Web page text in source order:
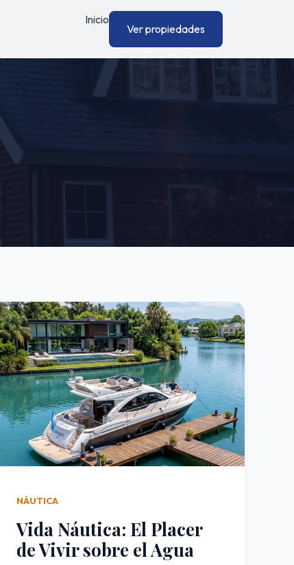
Inicio
Ver propiedades
NÁUTICA
Vida Náutica: El Placer
de Vivir sobre el Agua